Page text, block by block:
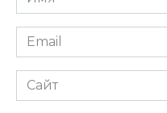
Email
Сайт